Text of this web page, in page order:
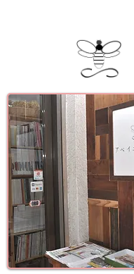
ツ語絵本,フランス語絵本の買い